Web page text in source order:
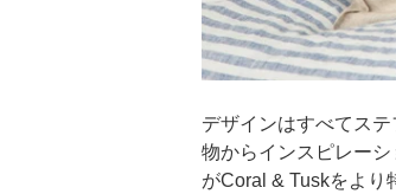
デザインはすべてス
物からインスピレー
がCoral & Tuskをより